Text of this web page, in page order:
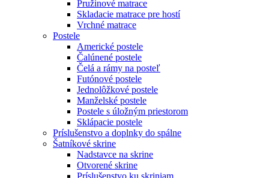
Pružinové matrace
Skladacie matrace pre hostí
Vrchné matrace
Postele
Americké postele
Čalúnené postele
Čelá a rámy na posteľ
Futónové postele
Jednolôžkové postele
Manželské postele
Postele s úložným priestorom
Sklápacie postele
Príslušenstvo a doplnky do spálne
Šatníkové skrine
Nadstavce na skrine
Otvorené skrine
Príslušenstvo ku skriniam